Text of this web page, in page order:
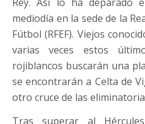
mediodía en la sede de la
Fútbol (RFEF). Viejos
varias veces estos
rojiblancos buscarán una
se encontrarán a Celta de
otro cruce de las
Tras superar al